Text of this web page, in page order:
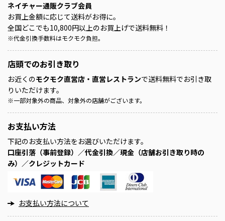
ネイチャー通販クラブ会員
お買上金額に応じて送料がお得に。
全国どこでも10,800円以上のお買上げで送料無料！
※代金引換手数料はモクモク負担。
店頭でのお引き取り
お近くのモクモク直営店・直営レストランで送料無料でお引き取
りいただけます。
※一部対象外の商品、対象外の店舗がございます。
お支払い方法
下記のお支払い方法をお選びいただけます。
口座引落（事前登録）／代金引換／現金（店舗お引き取り時の
み）／クレジットカード
お支払い方法について